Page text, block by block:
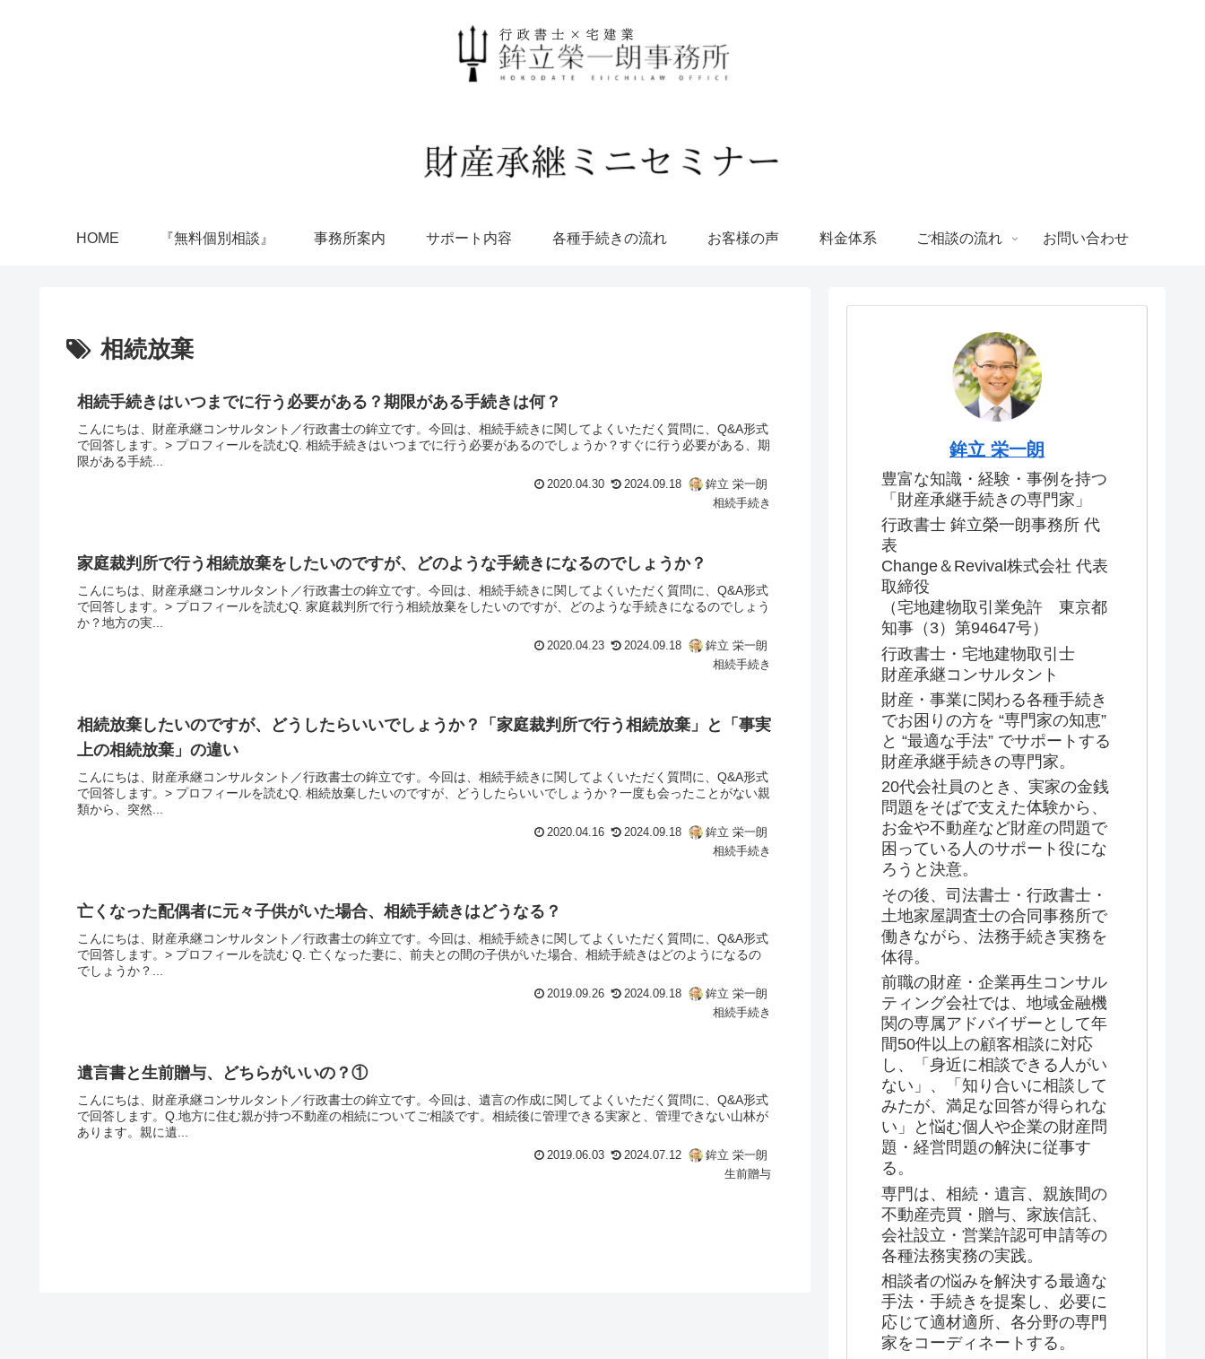
HOME 『無料個別相談』 事務所案内 サポート内容 各種手続きの流れ お客様の声 料金体系 ご相談の流れ お問い合わせ
相続放棄
相続手続きはいつまでに行う必要がある？期限がある手続きは何？
こんにちは、財産承継コンサルタント／行政書士の鉾立です。今回は、相続手続きに関してよくいただく質問に、Q&A形式
で回答します。> プロフィールを読むQ. 相続手続きはいつまでに行う必要があるのでしょうか？すぐに行う必要がある、期
限がある手続...
2020.04.30 2024.09.18
鉾立 栄一朗
相続手続き
家庭裁判所で行う相続放棄をしたいのですが、どのような手続きになるのでしょうか？
こんにちは、財産承継コンサルタント／行政書士の鉾立です。今回は、相続手続きに関してよくいただく質問に、Q&A形式
で回答します。> プロフィールを読むQ. 家庭裁判所で行う相続放棄をしたいのですが、どのような手続きになるのでしょう
か？地方の実...
2020.04.23 2024.09.18
鉾立 栄一朗
相続手続き
相続放棄したいのですが、どうしたらいいでしょうか？「家庭裁判所で行う相続放棄」と「事実
上の相続放棄」の違い
こんにちは、財産承継コンサルタント／行政書士の鉾立です。今回は、相続手続きに関してよくいただく質問に、Q&A形式
で回答します。> プロフィールを読むQ. 相続放棄したいのですが、どうしたらいいでしょうか？一度も会ったことがない親
類から、突然...
2020.04.16 2024.09.18
鉾立 栄一朗
相続手続き
亡くなった配偶者に元々子供がいた場合、相続手続きはどうなる？
こんにちは、財産承継コンサルタント／行政書士の鉾立です。今回は、相続手続きに関してよくいただく質問に、Q&A形式
で回答します。> プロフィールを読む Q. 亡くなった妻に、前夫との間の子供がいた場合、相続手続きはどのようになるの
でしょうか？...
2019.09.26 2024.09.18
鉾立 栄一朗
相続手続き
遺言書と生前贈与、どちらがいいの？①
こんにちは、財産承継コンサルタント／行政書士の鉾立です。今回は、遺言の作成に関してよくいただく質問に、Q&A形式
で回答します。Q.地方に住む親が持つ不動産の相続についてご相談です。相続後に管理できる実家と、管理できない山林が
あります。親に遺...
2019.06.03 2024.07.12
鉾立 栄一朗
生前贈与
鉾立 栄一朗
豊富な知識・経験・事例を持つ
「財産承継手続きの専門家」
行政書士 鉾立榮一朗事務所 代
表
Change＆Revival株式会社 代表
取締役
（宅地建物取引業免許 東京都
知事（3）第94647号）
行政書士・宅地建物取引士
財産承継コンサルタント
財産・事業に関わる各種手続き
でお困りの方を “専門家の知恵”
と “最適な手法” でサポートする
財産承継手続きの専門家。
20代会社員のとき、実家の金銭
問題をそばで支えた体験から、
お金や不動産など財産の問題で
困っている人のサポート役にな
ろうと決意。
その後、司法書士・行政書士・
土地家屋調査士の合同事務所で
働きながら、法務手続き実務を
体得。
前職の財産・企業再生コンサル
ティング会社では、地域金融機
関の専属アドバイザーとして年
間50件以上の顧客相談に対応
し、「身近に相談できる人がい
ない」、「知り合いに相談して
みたが、満足な回答が得られな
い」と悩む個人や企業の財産問
題・経営問題の解決に従事す
る。
専門は、相続・遺言、親族間の
不動産売買・贈与、家族信託、
会社設立・営業許認可申請等の
各種法務実務の実践。
相談者の悩みを解決する最適な
手法・手続きを提案し、必要に
応じて適材適所、各分野の専門
家をコーディネートする。